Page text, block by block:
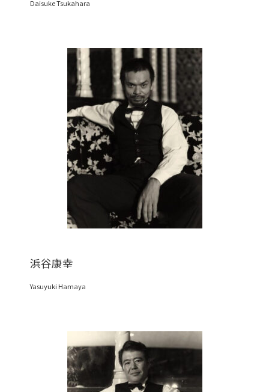
Daisuke Tsukahara
浜谷康幸
Yasuyuki Hamaya